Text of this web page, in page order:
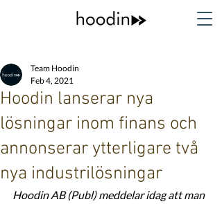
Hoodin lanserar nya
lösningar inom finans och
annonserar ytterligare två
nya industrilösningar
Team Hoodin
Feb 4, 2021
Hoodin AB (Publ) meddelar idag att man